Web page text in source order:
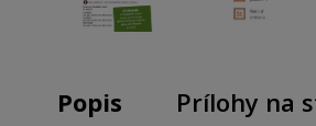
Popis Prílohy na